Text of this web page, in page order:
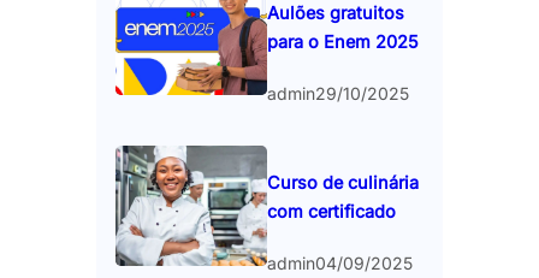
Aulões gratuitos
para o Enem 2025
admin29/10/2025
Curso de culinária
com certificado
admin04/09/2025